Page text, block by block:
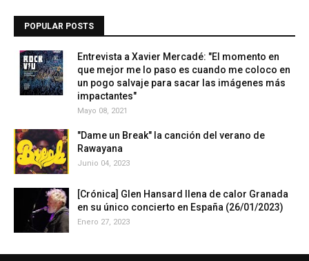
POPULAR POSTS
Entrevista a Xavier Mercadé: "El momento en
que mejor me lo paso es cuando me coloco en
un pogo salvaje para sacar las imágenes más
impactantes"
Mayo 08, 2021
"Dame un Break" la canción del verano de
Rawayana
Junio 04, 2023
[Crónica] Glen Hansard llena de calor Granada
en su único concierto en España (26/01/2023)
Enero 27, 2023